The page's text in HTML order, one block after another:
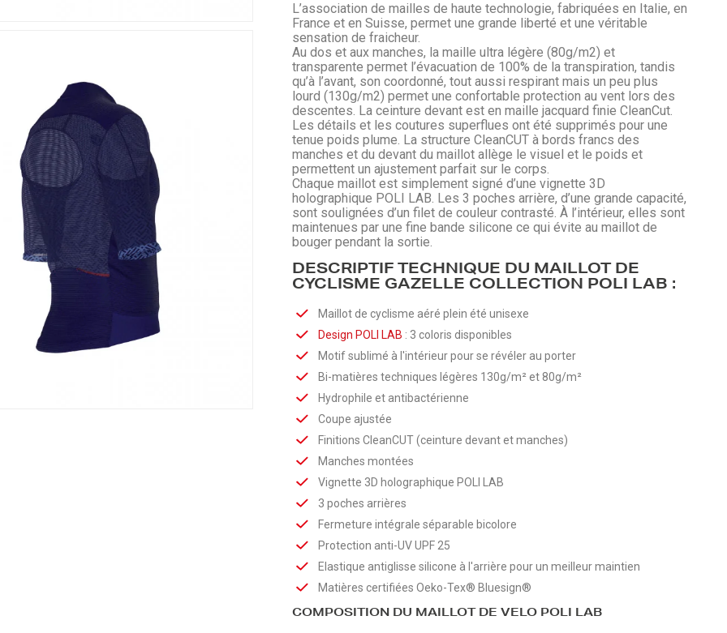
L’association de mailles de haute technologie, fabriquées en Italie, en
France et en Suisse, permet une grande liberté et une véritable
sensation de fraicheur.
Au dos et aux manches, la maille ultra légère (80g/m2) et
transparente permet l’évacuation de 100% de la transpiration, tandis
qu’à l’avant, son coordonné, tout aussi respirant mais un peu plus
lourd (130g/m2) permet une confortable protection au vent lors des
descentes. La ceinture devant est en maille jacquard finie CleanCut.
Les détails et les coutures superflues ont été supprimés pour une
tenue poids plume. La structure CleanCUT à bords francs des
manches et du devant du maillot allège le visuel et le poids et
permettent un ajustement parfait sur le corps.
Chaque maillot est simplement signé d’une vignette 3D
holographique POLI LAB. Les 3 poches arrière, d’une grande capacité,
sont soulignées d’un filet de couleur contrasté. À l’intérieur, elles sont
maintenues par une fine bande silicone ce qui évite au maillot de
bouger pendant la sortie.
DESCRIPTIF TECHNIQUE DU MAILLOT DE
CYCLISME GAZELLE COLLECTION POLI LAB :
Maillot de cyclisme aéré plein été unisexe
Design POLI LAB : 3 coloris disponibles
Motif sublimé à l'intérieur pour se révéler au porter
Bi-matières techniques légères 130g/m² et 80g/m²
Hydrophile et antibactérienne
Coupe ajustée
Finitions CleanCUT (ceinture devant et manches)
Manches montées
Vignette 3D holographique POLI LAB
3 poches arrières
Fermeture intégrale séparable bicolore
Protection anti-UV UPF 25
Elastique antiglisse silicone à l'arrière pour un meilleur maintien
Matières certifiées Oeko-Tex® Bluesign®
COMPOSITION DU MAILLOT DE VELO POLI LAB